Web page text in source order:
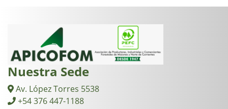
Nuestra Sede
Av. López Torres 5538
+54 376 447-1188